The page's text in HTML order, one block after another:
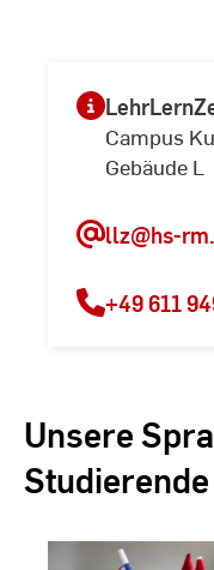
Campus
Gebäude L
llz@hs-
+49 611
Unsere
Studierende